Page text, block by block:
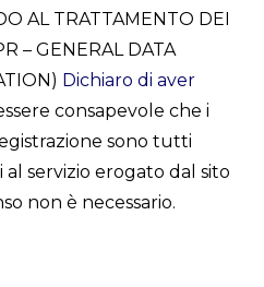
AL TRATTAMENTO DEI
– GENERAL DATA
Dichiaro di aver
consapevole che i
sono tutti
servizio erogato dal sito
non è necessario.